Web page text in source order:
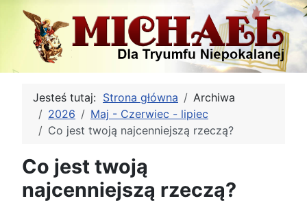
Jesteś tutaj: Strona główna
Archiwa
2026
Maj - Czerwiec - lipiec
Co jest twoją najcenniejszą rzeczą?
Co jest twoją
najcenniejszą rzeczą?